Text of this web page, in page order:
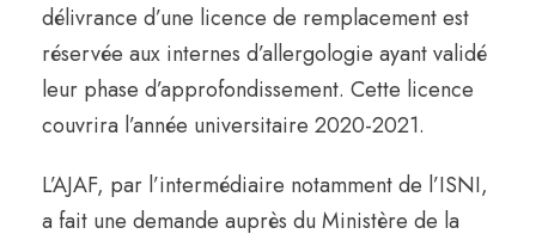
délivrance d’une licence de remplacement est
réservée aux internes d’allergologie ayant validé
leur phase d’approfondissement. Cette licence
couvrira l’année universitaire 2020-2021.
L’AJAF, par l’intermédiaire notamment de l’ISNI,
a fait une demande auprès du Ministère de la